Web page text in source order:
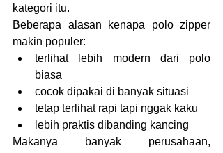
kategori itu.
Beberapa alasan kenapa polo zipper
makin populer:
terlihat lebih modern dari polo
biasa
cocok dipakai di banyak situasi
tetap terlihat rapi tapi nggak kaku
lebih praktis dibanding kancing
Makanya banyak perusahaan,